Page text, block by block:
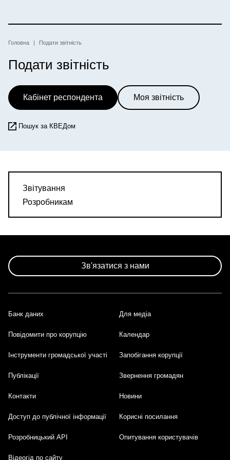
основного
Рядок
навіґації
Головна Подати звітність
Подати звітність
Кабінет респондента Моя звітність
Пошук за КВЕДом
Звітування
Розробникам
Зв'язатися з нами
Footer
Банк даних Для медіа
Повідомити про корупцію Календар
Інструменти громадської участі Запобігання корупції
Публікації Звернення громадян
Контакти Новини
Доступ до публічної інформації Корисні посилання
Розробницький API Опитування користувачів
Відеогід по сайту